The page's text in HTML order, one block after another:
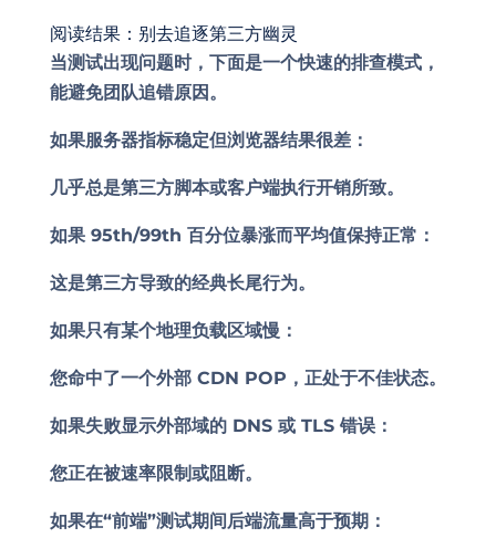
阅读结果：别去追逐第三方幽灵
当测试出现问题时，下面是一个快速的排查模式，
能避免团队追错原因。
如果服务器指标稳定但浏览器结果很差：
几乎总是第三方脚本或客户端执行开销所致。
如果 95th/99th 百分位暴涨而平均值保持正常：
这是第三方导致的经典长尾行为。
如果只有某个地理负载区域慢：
您命中了一个外部 CDN POP，正处于不佳状态。
如果失败显示外部域的 DNS 或 TLS 错误：
您正在被速率限制或阻断。
如果在“前端”测试期间后端流量高于预期：